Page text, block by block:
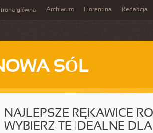
główna Archiwum Fiorentina Redakcja
SÓL
NAJLEPSZE RĘKAWICE
WYBIERZ TE IDEALNE DLA